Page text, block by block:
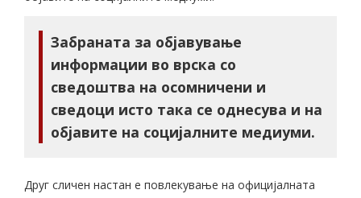
Забраната за објавување
информации во врска со
сведоштва на осомничени и
сведоци исто така се однесува и на
објавите на социјалните медиуми.
Друг сличен настан е повлекување на официјалната